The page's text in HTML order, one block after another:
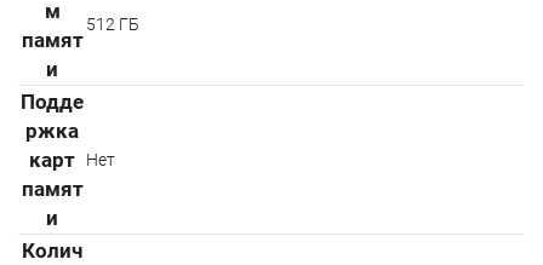
м
памят
и
512 ГБ
Подде
ржка
карт
памят
и
Нет
Колич